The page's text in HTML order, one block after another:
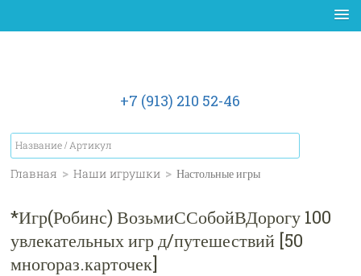
+7 (913) 210 52-46
Главная > Наши игрушки > Настольные игры
*Игр(Робинс) ВозьмиССобойВДорогу 100
увлекательных игр д/путешествий [50
многораз.карточек]